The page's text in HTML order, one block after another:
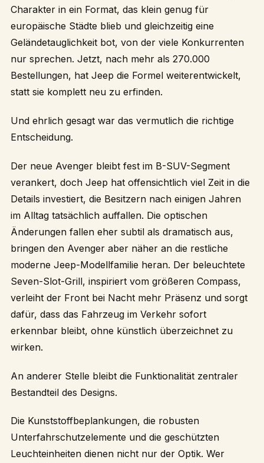
Charakter in ein Format, das klein genug für
europäische Städte blieb und gleichzeitig eine
Geländetauglichkeit bot, von der viele Konkurrenten
nur sprechen. Jetzt, nach mehr als 270.000
Bestellungen, hat Jeep die Formel weiterentwickelt,
statt sie komplett neu zu erfinden.
Und ehrlich gesagt war das vermutlich die richtige
Entscheidung.
Der neue Avenger bleibt fest im B-SUV-Segment
verankert, doch Jeep hat offensichtlich viel Zeit in die
Details investiert, die Besitzern nach einigen Jahren
im Alltag tatsächlich auffallen. Die optischen
Änderungen fallen eher subtil als dramatisch aus,
bringen den Avenger aber näher an die restliche
moderne Jeep-Modellfamilie heran. Der beleuchtete
Seven-Slot-Grill, inspiriert vom größeren Compass,
verleiht der Front bei Nacht mehr Präsenz und sorgt
dafür, dass das Fahrzeug im Verkehr sofort
erkennbar bleibt, ohne künstlich überzeichnet zu
wirken.
An anderer Stelle bleibt die Funktionalität zentraler
Bestandteil des Designs.
Die Kunststoffbeplankungen, die robusten
Unterfahrschutzelemente und die geschützten
Leuchteinheiten dienen nicht nur der Optik. Wer